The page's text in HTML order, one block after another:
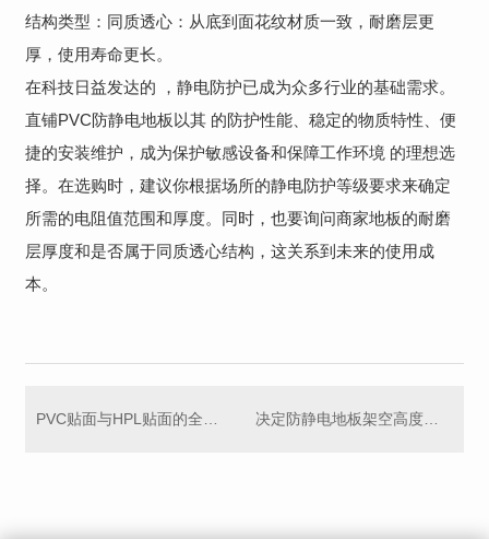
结构类型：同质透心：从底到面花纹材质一致，耐磨层更
厚，使用寿命更长。
在科技日益发达的 ，静电防护已成为众多行业的基础需求。
直铺PVC防静电地板以其 的防护性能、稳定的物质特性、便
捷的安装维护，成为保护敏感设备和保障工作环境 的理想选
择。在选购时，建议你根据场所的静电防护等级要求来确定
所需的电阻值范围和厚度。同时，也要询问商家地板的耐磨
层厚度和是否属于同质透心结构，这关系到未来的使用成
本。
PVC贴面与HPL贴面的全钢防静电地板优势与价格全解析 决定防静电地板架空高度的关键因素有哪些